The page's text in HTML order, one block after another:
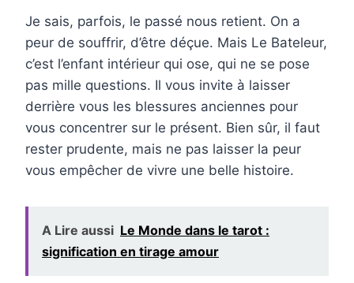
Je sais, parfois, le passé nous retient. On a
peur de souffrir, d’être déçue. Mais Le Bateleur,
c’est l’enfant intérieur qui ose, qui ne se pose
pas mille questions. Il vous invite à laisser
derrière vous les blessures anciennes pour
vous concentrer sur le présent. Bien sûr, il faut
rester prudente, mais ne pas laisser la peur
vous empêcher de vivre une belle histoire.
A Lire aussi Le Monde dans le tarot :
signification en tirage amour